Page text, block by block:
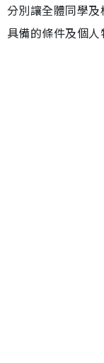
分別讓全體同學
具備的條件及個人